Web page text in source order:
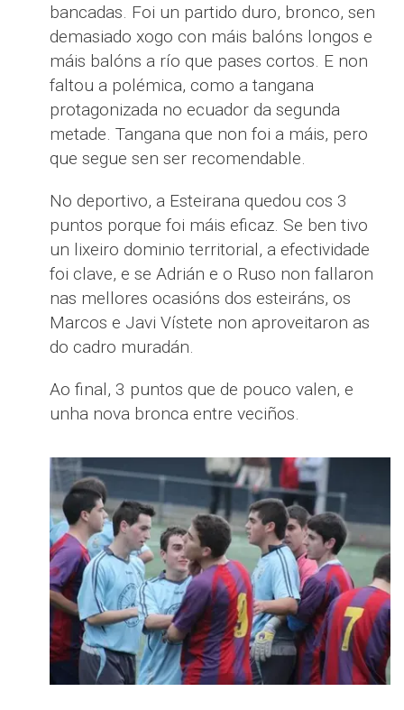
bancadas. Foi un partido duro, bronco, sen
demasiado xogo con máis balóns longos e
máis balóns a río que pases cortos. E non
faltou a polémica, como a tangana
protagonizada no ecuador da segunda
metade. Tangana que non foi a máis, pero
que segue sen ser recomendable.
No deportivo, a Esteirana quedou cos 3
puntos porque foi máis eficaz. Se ben tivo
un lixeiro dominio territorial, a efectividade
foi clave, e se Adrián e o Ruso non fallaron
nas mellores ocasións dos esteiráns, os
Marcos e Javi Vístete non aproveitaron as
do cadro muradán.
Ao final, 3 puntos que de pouco valen, e
unha nova bronca entre veciños.